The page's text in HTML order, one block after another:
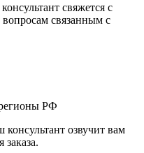
свяжется с
связанным с
РФ
озвучит вам